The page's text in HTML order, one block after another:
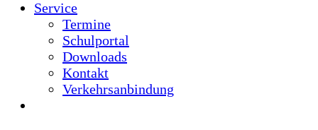
Startseite
Über uns
Unsere Schule
Rundgang durch die Schule
Übergang 4/5
Unterrichtszeiten